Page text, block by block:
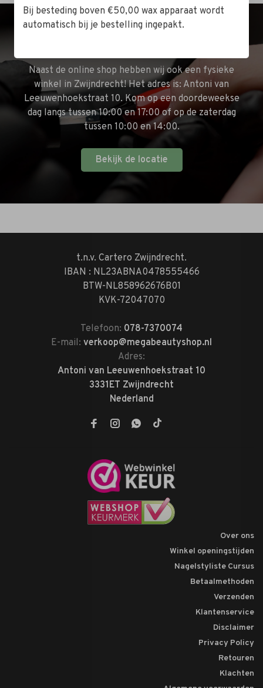
Naast de online shop hebben wij ook een fysieke
winkel in Zwijndrecht! Het adres is: Antoni van
Leeuwenhoekstraat 10. Kom op een doordeweekse
dag langs tussen 10:00 en 17:00 of op de zaterdag
tussen 10:00 en 14:00.
Bekijk de locatie
t.n.v. Cartero Zwijndrecht.
IBAN : NL23ABNA0478555466
BTW-NL858962676B01
KVK-72047070
Telefoon: 078-7370074
E-mail: verkoop@megabeautyshop.nl
Adres:
Antoni van Leeuwenhoekstraat 10
3331ET Zwijndrecht
Nederland
Over ons
Winkel openingstijden
Nagelstyliste Cursus
Betaalmethoden
Verzenden
Klantenservice
Disclaimer
Privacy Policy
Retouren
Klachten
Bij besteding boven €50,00 wax apparaat wordt
automatisch bij je bestelling ingepakt.